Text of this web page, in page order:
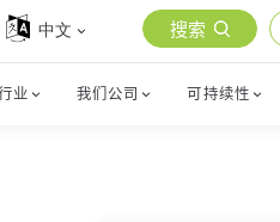
中文 搜索
业 我们公司 可持续性